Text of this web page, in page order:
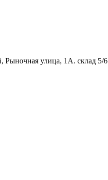
Рыночная улица, 1А. склад 5/6